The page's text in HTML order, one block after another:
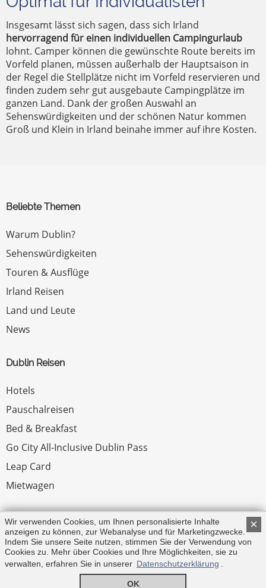
Insgesamt lässt sich sagen, dass sich Irland
hervorragend für einen individuellen Campingurlaub
lohnt. Camper können die gewünschte Route bereits im
Vorfeld planen, müssen außerhalb der Hauptsaison in
der Regel die Stellplätze nicht im Vorfeld reservieren und
finden zudem sehr gut ausgebaute Campingplätze im
ganzen Land. Dank der großen Auswahl an
Sehenswürdigkeiten und der schönen Natur kommen
Groß und Klein in Irland beinahe immer auf ihre Kosten.
Beliebte Themen
Warum Dublin?
Sehenswürdigkeiten
Touren & Ausflüge
Irland Reisen
Land und Leute
News
Dublin Reisen
Hotels
Pauschalreisen
Bed & Breakfast
Go City All-Inclusive Dublin Pass
Leap Card
Mietwagen
Rechtliches
Impressum
© Copyright 2026 by Irland.com
×
Wir verwenden Cookies, um Ihnen personalisierte Inhalte
anzeigen zu können, zur Webanalyse und für Marketingzwecke.
Indem Sie unsere Seite nutzen, stimmen Sie der Verwendung von
Cookies zu. Mehr über Cookies und Ihre Möglichkeiten, sie zu
verwalten, erfahren Sie in unserer Datenschutzerklärung
OK